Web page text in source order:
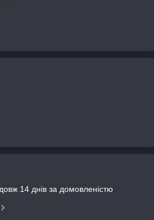
14 днів за домовленістю